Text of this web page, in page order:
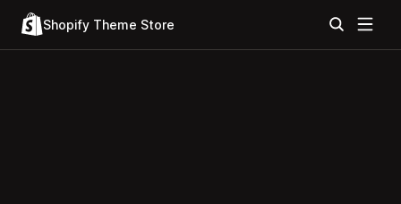
Shopify Theme Store